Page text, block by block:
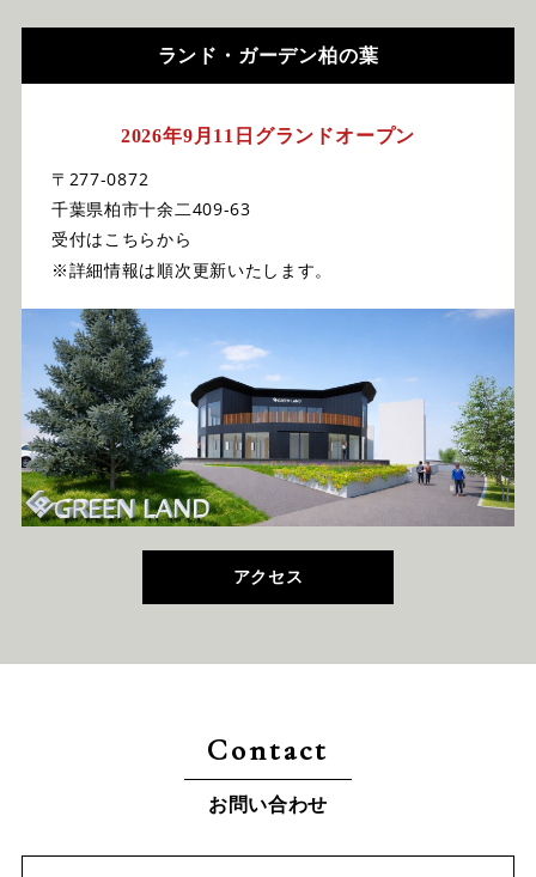
ランド・ガーデン柏の葉
2026年9月11日グランドオープン
〒277-0872
千葉県柏市十余二409-63
受付はこちらから
※詳細情報は順次更新いたします。
アクセス
Contact
お問い合わせ